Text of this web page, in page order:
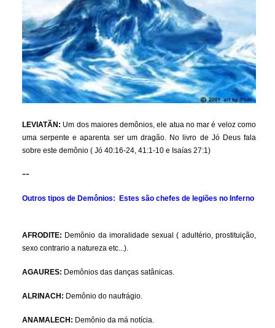
LEVIATÃN: Um dos maiores demônios, ele atua no mar é veloz como
uma serpente e aparenta ser um dragão. No livro de Jó Deus fala
sobre este demônio ( Jó 40:16-24, 41:1-10 e Isaías 27:1)
--
Outros tipos de Demônios: Estes são chefes de legiões no Inferno
AFRODITE: Demônio da imoralidade sexual ( adultério, prostituição,
sexo contrario a natureza etc...).
AGAURES: Demônios das danças satânicas.
ALRINACH: Demônio do naufrágio.
ANAMALECH: Demônio da má notícia.